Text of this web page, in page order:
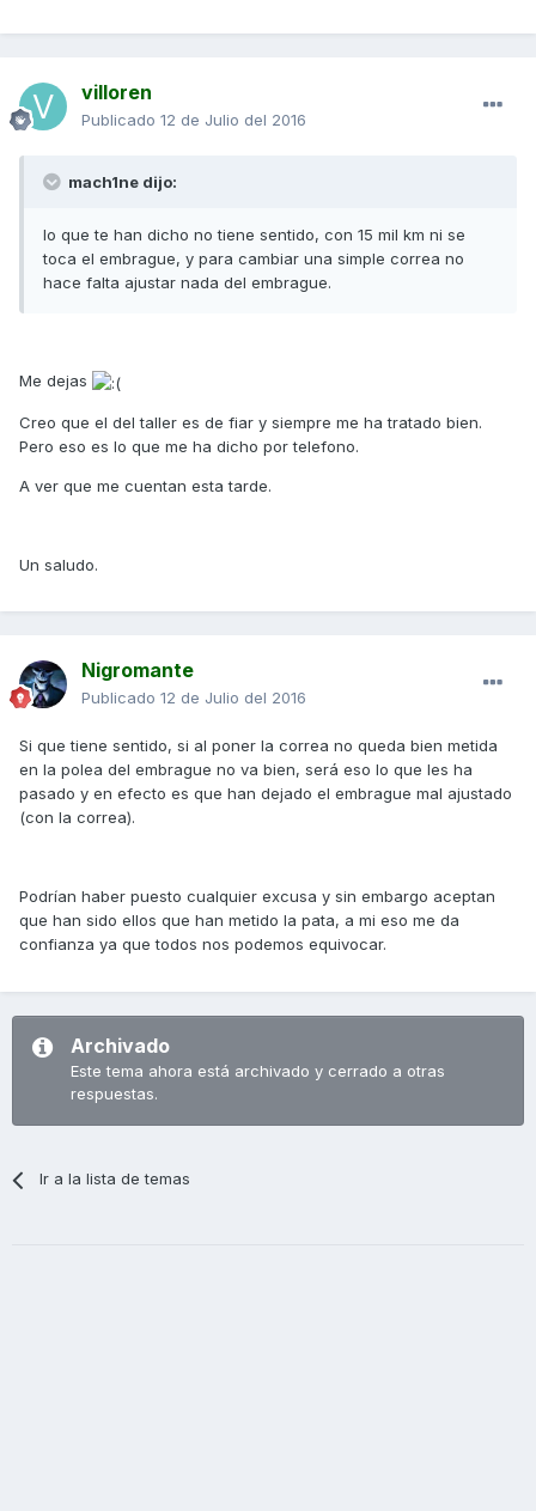
villoren
Publicado 12 de Julio del 2016
mach1ne dijo:
lo que te han dicho no tiene sentido, con 15 mil km ni se
toca el embrague, y para cambiar una simple correa no
hace falta ajustar nada del embrague.
Me dejas
Creo que el del taller es de fiar y siempre me ha tratado bien.
Pero eso es lo que me ha dicho por telefono.
A ver que me cuentan esta tarde.
Un saludo.
Nigromante
Publicado 12 de Julio del 2016
Si que tiene sentido, si al poner la correa no queda bien metida
en la polea del embrague no va bien, será eso lo que les ha
pasado y en efecto es que han dejado el embrague mal ajustado
(con la correa).
Podrían haber puesto cualquier excusa y sin embargo aceptan
que han sido ellos que han metido la pata, a mi eso me da
confianza ya que todos nos podemos equivocar.
Archivado
Este tema ahora está archivado y cerrado a otras
respuestas.
Ir a la lista de temas